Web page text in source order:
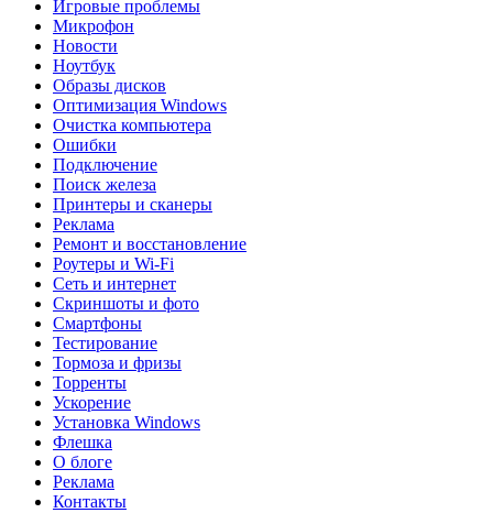
Игровые проблемы
Микрофон
Новости
Ноутбук
Образы дисков
Оптимизация Windows
Очистка компьютера
Ошибки
Подключение
Поиск железа
Принтеры и сканеры
Реклама
Ремонт и восстановление
Роутеры и Wi-Fi
Сеть и интернет
Скриншоты и фото
Смартфоны
Тестирование
Тормоза и фризы
Торренты
Ускорение
Установка Windows
Флешка
О блоге
Реклама
Контакты